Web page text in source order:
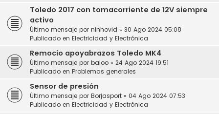
Toledo 2017 con tomacorriente de 12V siempre
activo
Último mensaje por ninhovid « 30 Ago 2024 05:08
Publicado en Electricidad y Electrónica
Remocio apoyabrazos Toledo MK4
Último mensaje por baloo « 24 Ago 2024 19:51
Publicado en Problemas generales
Sensor de presión
Último mensaje por Borjasport « 04 Ago 2024 07:53
Publicado en Electricidad y Electrónica